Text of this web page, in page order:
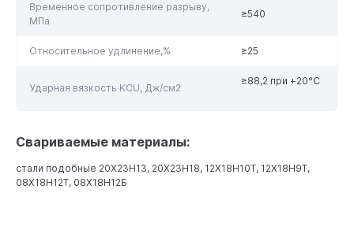
Временное сопротивление разрыву,
МПа
≥540
Относительное удлинение,% ≥25
Ударная вязкость KCU, Дж/см2
≥88,2 при +20°С
Свариваемые материалы:
cтали подобные 20Х23Н13, 20Х23Н18, 12Х18Н10Т, 12Х18Н9Т,
08Х18Н12Т, 08Х18Н12Б